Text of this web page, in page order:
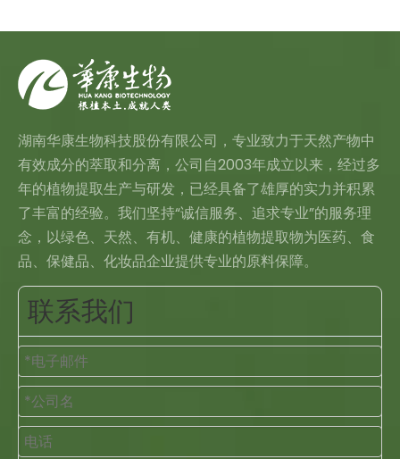
湖南华康生物科技股份有限公司，专业致力于天然产物中
有效成分的萃取和分离，公司自2003年成立以来，经过多
年的植物提取生产与研发，已经具备了雄厚的实力并积累
了丰富的经验。我们坚持“诚信服务、追求专业”的服务理
念，以绿色、天然、有机、健康的植物提取物为医药、食
品、保健品、化妆品企业提供专业的原料保障。
联系我们